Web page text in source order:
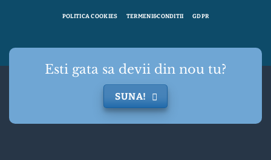
POLITICA COOKIES TERMENI&CONDITII GDPR
Esti gata sa devii din nou tu?
SUNA!